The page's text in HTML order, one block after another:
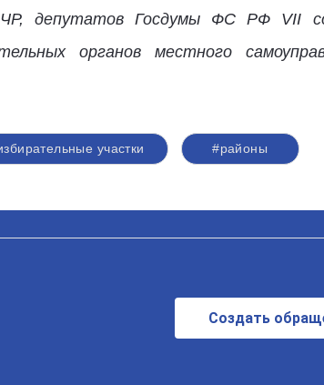
депутатов Госдумы ФС РФ VII
органов местного
участки #районы
Создать